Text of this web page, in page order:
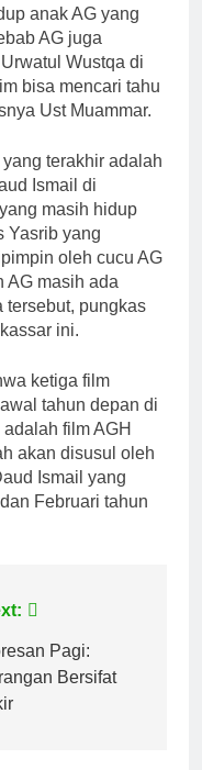
anak AG yang
AG juga
Wustqa di
bisa mencari tahu
Ust Muammar.
terakhir adalah
Ismail di
masih hidup
Yasrib yang
oleh cucu AG
AG masih ada
tersebut, pungkas
ini.
ketiga film
tahun depan di
film AGH
akan disusul oleh
Ismail yang
Februari tahun
Pagi:
Bersifat